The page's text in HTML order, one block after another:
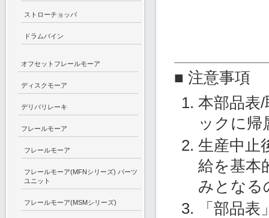
ストローチョッパ
ドラムバイン
オフセットフレールモーア
ディスクモーア
デリバリレーキ
フレールモーア
フレールモーア
フレールモーア(MFNシリーズ) パーツ
ユニット
フレールモーア(MSMシリーズ)
■ 注意事項
本部品表
ックに帰
生産中止
給を基本
みとなる
「部品